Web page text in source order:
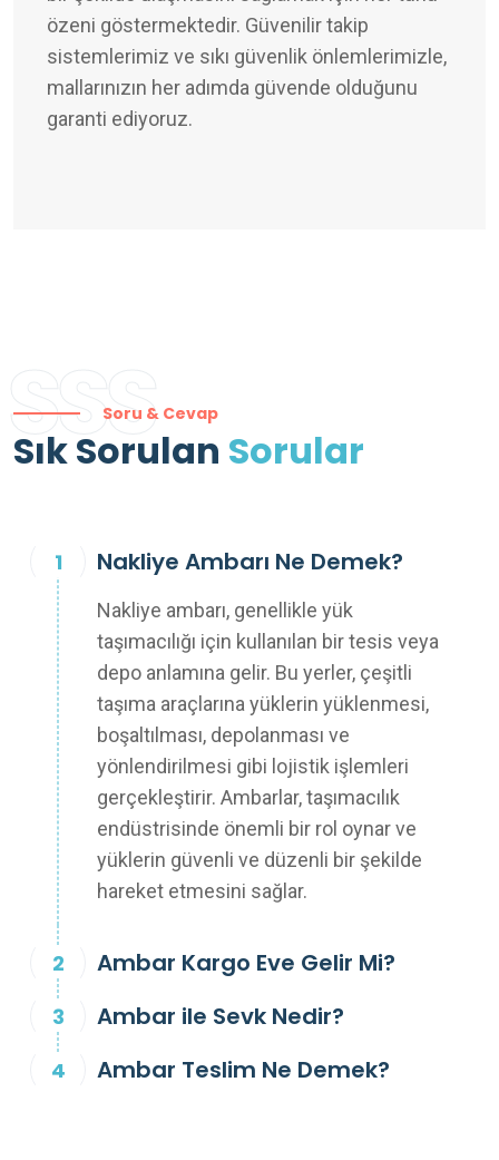
özeni göstermektedir. Güvenilir takip
sistemlerimiz ve sıkı güvenlik önlemlerimizle,
mallarınızın her adımda güvende olduğunu
garanti ediyoruz.
SSSSoru & Cevap
Sık Sorulan Sorular
Nakliye Ambarı Ne Demek?
Nakliye ambarı, genellikle yük
taşımacılığı için kullanılan bir tesis veya
depo anlamına gelir. Bu yerler, çeşitli
taşıma araçlarına yüklerin yüklenmesi,
boşaltılması, depolanması ve
yönlendirilmesi gibi lojistik işlemleri
gerçekleştirir. Ambarlar, taşımacılık
endüstrisinde önemli bir rol oynar ve
yüklerin güvenli ve düzenli bir şekilde
hareket etmesini sağlar.
Ambar Kargo Eve Gelir Mi?
Ambar ile Sevk Nedir?
Ambar Teslim Ne Demek?